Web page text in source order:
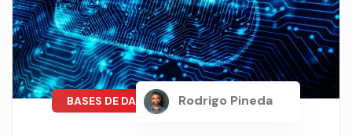
BASES DE DATOS Rodrigo Pineda